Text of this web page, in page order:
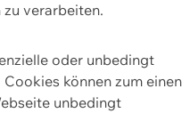
verarbeiten.
oder unbedingt
können zum einen
unbedingt